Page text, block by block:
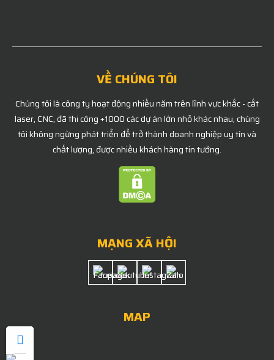
VỀ CHÚNG TÔI
Chúng tôi là công ty hoạt động nhiều năm trên lĩnh vực khắc - cắt
laser, CNC, đã thi công +1000 các dự án lớn nhỏ khác nhau, chúng
tôi không ngừng phát triển để trở thành doanh nghiệp uy tín và
chất lượng, được nhiều khách hàng tin tưởng.
MẠNG XÃ HỘI
MAP